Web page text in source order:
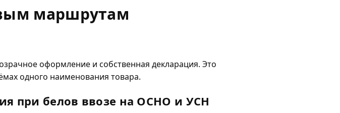
маршрутам
оформление и собственная декларация. Это
одного наименования товара.
при белов ввозе на ОСНО и УСН